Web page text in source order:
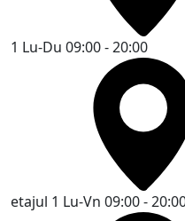
1 Lu-Du 09:00 - 20:00
etajul 1 Lu-Vn 09:00 -